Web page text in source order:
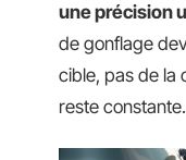
une précision
de gonflage
cible, pas de la
reste constante.